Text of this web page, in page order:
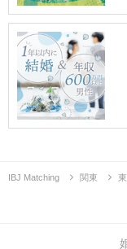
IBJ Matching 関東